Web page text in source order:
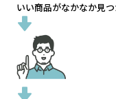
いい商品がなかなか見